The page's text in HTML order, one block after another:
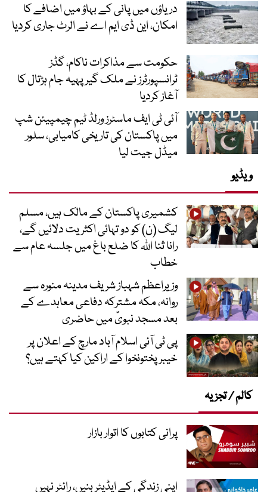
دریاؤں میں پانی کے بہاؤ میں اضافے کا
امکان، این ڈی ایم اے نے الرٹ جاری کردیا
حکومت سے مذاکرات ناکام، گڈز
ٹرانسپورٹرز نے ملک گیر پہیہ جام ہڑتال کا
آغاز کردیا
آئی ٹی ایف ماسٹرز ورلڈ ٹیم چیمپیئن شپ
میں پاکستان کی تاریخی کامیابی، سلور
میڈل جیت لیا
ویڈیو
کشمیری پاکستان کے مالک ہیں، مسلم
لیگ (ن) کو دو تہائی اکثریت دلائیں گے،
رانا ثنا اللہ کا ضلع باغ میں جلسہ عام سے
خطاب
وزیراعظم شہباز شریف مدینہ منورہ سے
روانہ، مکہ مشترکہ دفاعی معاہدے کے
بعد مسجد نبویؐ میں حاضری
پی ٹی آئی اسلام آباد مارچ کے اعلان پر
خیبر پختونخوا کے اراکین کیا کہتے ہیں؟
کالم / تجزیہ
پرانی کتابوں کا اتوار بازار
اپنی زندگی کے ایڈیٹر بنیں، رائٹر نہیں